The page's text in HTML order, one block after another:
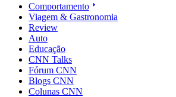
Comportamento
Viagem & Gastronomia
Review
Auto
Educação
CNN Talks
Fórum CNN
Blogs CNN
Colunas CNN